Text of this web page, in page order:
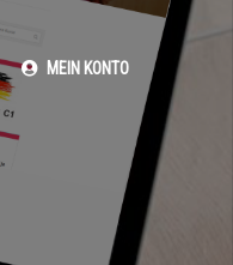
MEIN KONTO